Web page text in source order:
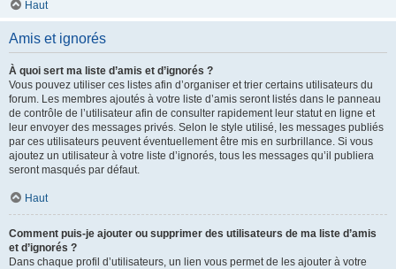
Haut
Amis et ignorés
À quoi sert ma liste d’amis et d’ignorés ?
Vous pouvez utiliser ces listes afin d’organiser et trier certains utilisateurs du
forum. Les membres ajoutés à votre liste d’amis seront listés dans le panneau
de contrôle de l’utilisateur afin de consulter rapidement leur statut en ligne et
leur envoyer des messages privés. Selon le style utilisé, les messages publiés
par ces utilisateurs peuvent éventuellement être mis en surbrillance. Si vous
ajoutez un utilisateur à votre liste d’ignorés, tous les messages qu’il publiera
seront masqués par défaut.
Haut
Comment puis-je ajouter ou supprimer des utilisateurs de ma liste d’amis
et d’ignorés ?
Dans chaque profil d’utilisateurs, un lien vous permet de les ajouter à votre